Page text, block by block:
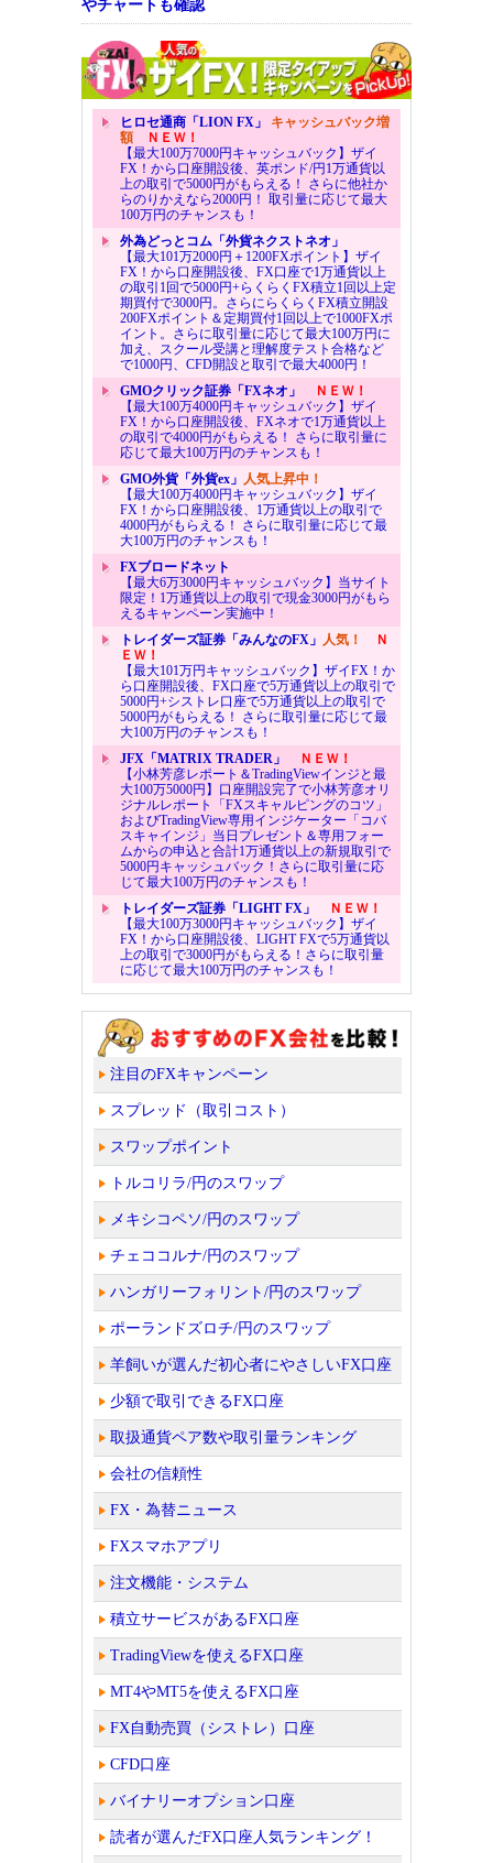
やチャートも確認
ヒロセ通商「LION FX」 キャッシュバック増
額ＮＥＷ！
【最大100万7000円キャッシュバック】ザイ
FX！から口座開設後、英ポンド/円1万通貨以
上の取引で5000円がもらえる！ さらに他社か
らのりかえなら2000円！ 取引量に応じて最大
100万円のチャンスも！
外為どっとコム「外貨ネクストネオ」
【最大101万2000円＋1200FXポイント】ザイ
FX！から口座開設後、FX口座で1万通貨以上
の取引1回で5000円+らくらくFX積立1回以上定
期買付で3000円。さらにらくらくFX積立開設
200FXポイント＆定期買付1回以上で1000FXポ
イント。さらに取引量に応じて最大100万円に
加え、スクール受講と理解度テスト合格など
で1000円、CFD開設と取引で最大4000円！
GMOクリック証券「FXネオ」
ＮＥＷ！
【最大100万4000円キャッシュバック】ザイ
FX！から口座開設後、FXネオで1万通貨以上
の取引で4000円がもらえる！ さらに取引量に
応じて最大100万円のチャンスも！
GMO外貨「外貨ex」 人気上昇中！
【最大100万4000円キャッシュバック】ザイ
FX！から口座開設後、1万通貨以上の取引で
4000円がもらえる！ さらに取引量に応じて最
大100万円のチャンスも！
FXブロードネット
【最大6万3000円キャッシュバック】当サイト
限定！1万通貨以上の取引で現金3000円がもら
えるキャンペーン実施中！
トレイダーズ証券「みんなのFX」 人気！
Ｎ
ＥＷ！
【最大101万円キャッシュバック】ザイFX！か
ら口座開設後、FX口座で5万通貨以上の取引で
5000円+シストレ口座で5万通貨以上の取引で
5000円がもらえる！ さらに取引量に応じて最
大100万円のチャンスも！
JFX「MATRIX TRADER」
ＮＥＷ！
【小林芳彦レポート＆TradingViewインジと最
大100万5000円】口座開設完了で小林芳彦オリ
ジナルレポート「FXスキャルピングのコツ」
およびTradingView専用インジケーター「コバ
スキャインジ」当日プレゼント＆専用フォー
ムからの申込と合計1万通貨以上の新規取引で
5000円キャッシュバック！さらに取引量に応
じて最大100万円のチャンスも！
トレイダーズ証券「LIGHT FX」
ＮＥＷ！
【最大100万3000円キャッシュバック】ザイ
FX！から口座開設後、LIGHT FXで5万通貨以
上の取引で3000円がもらえる！さらに取引量
に応じて最大100万円のチャンスも！
注目のFXキャンペーン
スプレッド（取引コスト）
スワップポイント
トルコリラ/円のスワップ
メキシコペソ/円のスワップ
チェココルナ/円のスワップ
ハンガリーフォリント/円のスワップ
ポーランドズロチ/円のスワップ
羊飼いが選んだ初心者にやさしいFX口座
少額で取引できるFX口座
取扱通貨ペア数や取引量ランキング
会社の信頼性
FX・為替ニュース
FXスマホアプリ
注文機能・システム
積立サービスがあるFX口座
TradingViewを使えるFX口座
MT4やMT5を使えるFX口座
FX自動売買（シストレ）口座
CFD口座
バイナリーオプション口座
読者が選んだFX口座人気ランキング！